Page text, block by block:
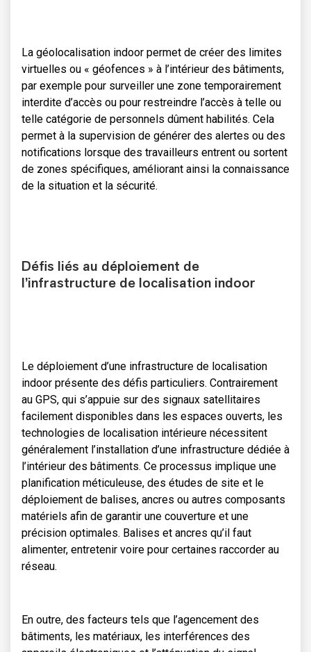
La géolocalisation indoor permet de créer des limites
virtuelles ou « géofences » à l’intérieur des bâtiments,
par exemple pour surveiller une zone temporairement
interdite d’accès ou pour restreindre l’accès à telle ou
telle catégorie de personnels dûment habilités. Cela
permet à la supervision de générer des alertes ou des
notifications lorsque des travailleurs entrent ou sortent
de zones spécifiques, améliorant ainsi la connaissance
de la situation et la sécurité.
Défis liés au déploiement de
l’infrastructure de localisation indoor
Le déploiement d’une infrastructure de localisation
indoor présente des défis particuliers. Contrairement
au GPS, qui s’appuie sur des signaux satellitaires
facilement disponibles dans les espaces ouverts, les
technologies de localisation intérieure nécessitent
généralement l’installation d’une infrastructure dédiée à
l’intérieur des bâtiments. Ce processus implique une
planification méticuleuse, des études de site et le
déploiement de balises, ancres ou autres composants
matériels afin de garantir une couverture et une
précision optimales. Balises et ancres qu’il faut
alimenter, entretenir voire pour certaines raccorder au
réseau.
En outre, des facteurs tels que l’agencement des
bâtiments, les matériaux, les interférences des